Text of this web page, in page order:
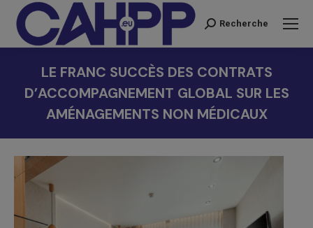
Recherche
Recherche
LE FRANC SUCCÈS DES CONTRATS
D’ACCOMPAGNEMENT GLOBAL SUR LES
AMÉNAGEMENTS NON MÉDICAUX